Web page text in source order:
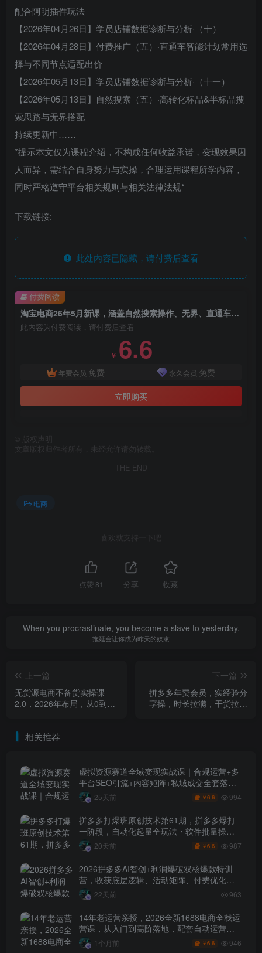
配合阿明插件玩法
【2026年04月26日】学员店铺数据诊断与分析·（十）
【2026年04月28日】付费推广（五）·直通车智能计划常用选
择与不同节点适配出价
【2026年05月13日】学员店铺数据诊断与分析·（十一）
【2026年05月13日】自然搜索（五）·高转化标品&半标品搜
索思路与无界搭配
持续更新中……
*提示本文仅为课程介绍，不构成任何收益承诺，变现效果因
人而异，需结合自身努力与实操，合理运用课程所学内容，
同时严格遵守平台相关规则与相关法律法规*
下载链接:
此处内容已隐藏，请付费后查看
淘宝电商26年5月新课，涵盖自然搜索操作、无界、直通车、引力魔方、万相台等，掌握淘宝运营逻辑，提升店铺流量与转化
此内容为付费阅读，请付费后查看
￥ 6.6
年费会员 免费 永久会员 免费
立即购买
付费阅读
版权声明
文章版权归作者所有，未经允许请勿转载。
THE END
电商
喜欢就支持一下吧
点赞 81 分享 收藏
When you procrastinate, you become a slave to yesterday.
拖延会让你成为昨天的奴隶
上一篇
无货源电商不备货实操课
2.0，2026年布局，从0到1
下一篇
拼多多年费会员，实经验分
享操，时长拉满，干货拉满
相关推荐
虚拟资源赛道全域变现实战课｜合规运营+多
平台SEO引流+内容矩阵+私域成交全套落地
玩法25天前 ￥6.6 994
拼多多打爆班原创技术第61期，拼多多爆打
一阶段，自动化起量全玩法・软件批量操
作・投产优化・大促矩阵实战课
20天前 ￥6.6 987
2026拼多多AI智创+利润爆破双核爆款特训
营，收获底层逻辑、活动矩阵、付费优化、
0-1打爆SOP
22天前 963
14年老运营亲授，2026全新1688电商全栈运
营课，从入门到高阶落地，配套自动运营表
+工具包+直播诊断等
1个月前 ￥6.6 946